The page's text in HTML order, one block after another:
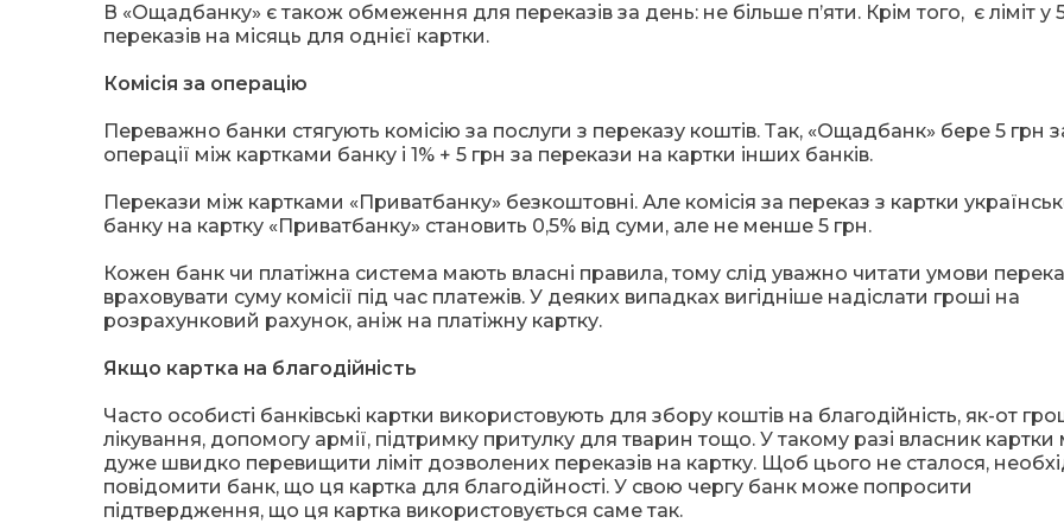
В «Ощадбанку» є також обмеження для переказів за день: не більше п’яти. Крім того, є ліміт у
переказів на місяць для однієї картки.
Комісія за операцію
Переважно банки стягують комісію за послуги з переказу коштів. Так, «Ощадбанк» бере 5 грн
операції між картками банку і 1% + 5 грн за перекази на картки інших банків.
Перекази між картками «Приватбанку» безкоштовні. Але комісія за переказ з картки
банку на картку «Приватбанку» становить 0,5% від суми, але не менше 5 грн.
Кожен банк чи платіжна система мають власні правила, тому слід уважно читати умови
враховувати суму комісії під час платежів. У деяких випадках вигідніше надіслати гроші на
розрахунковий рахунок, аніж на платіжну картку.
Якщо картка на благодійність
Часто особисті банківські картки використовують для збору коштів на благодійність, як-от
лікування, допомогу армії, підтримку притулку для тварин тощо. У такому разі власник
дуже швидко перевищити ліміт дозволених переказів на картку. Щоб цього не сталося,
повідомити банк, що ця картка для благодійності. У свою чергу банк може попросити
підтвердження, що ця картка використовується саме так.